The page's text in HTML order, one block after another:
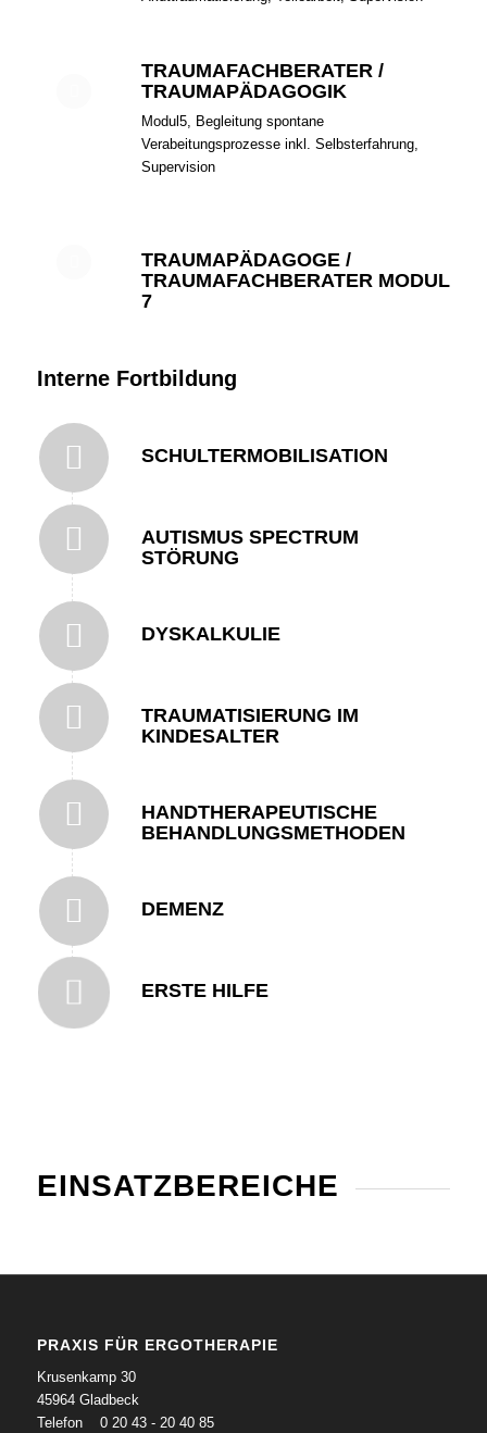
TRAUMAFACHBERATER /
TRAUMAPÄDAGOGIK
Modul5, Begleitung spontane
Verabeitungsprozesse inkl. Selbsterfahrung,
Supervision
TRAUMAPÄDAGOGE /
TRAUMAFACHBERATER MODUL
7
Interne Fortbildung
SCHULTERMOBILISATION
AUTISMUS SPECTRUM
STÖRUNG
DYSKALKULIE
TRAUMATISIERUNG IM
KINDESALTER
HANDTHERAPEUTISCHE
BEHANDLUNGSMETHODEN
DEMENZ
ERSTE HILFE
EINSATZBEREICHE
PRAXIS FÜR ERGOTHERAPIE
Krusenkamp 30
45964 Gladbeck
Telefon 0 20 43 - 20 40 85